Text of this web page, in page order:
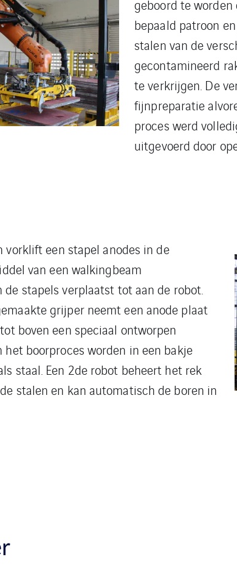
geboord te
bepaald patroon
stalen van de
gecontamineerd
te verkrijgen. De
fijnpreparatie
proces werd
uitgevoerd door
vorklift een stapel anodes in de
van een walkingbeam
stapels verplaatst tot aan de robot.
grijper neemt een anode plaat
boven een speciaal ontworpen
het boorproces worden in een bakje
staal. Een 2de robot beheert het rek
stalen en kan automatisch de boren in